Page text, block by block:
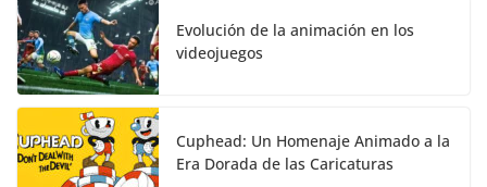
Evolución de la animación en los
videojuegos
Cuphead: Un Homenaje Animado a la
Era Dorada de las Caricaturas